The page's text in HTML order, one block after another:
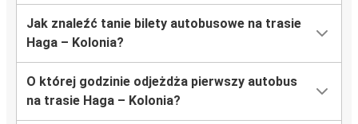
Jak znaleźć tanie bilety autobusowe na trasie
Haga – Kolonia?
O której godzinie odjeżdża pierwszy autobus
na trasie Haga – Kolonia?